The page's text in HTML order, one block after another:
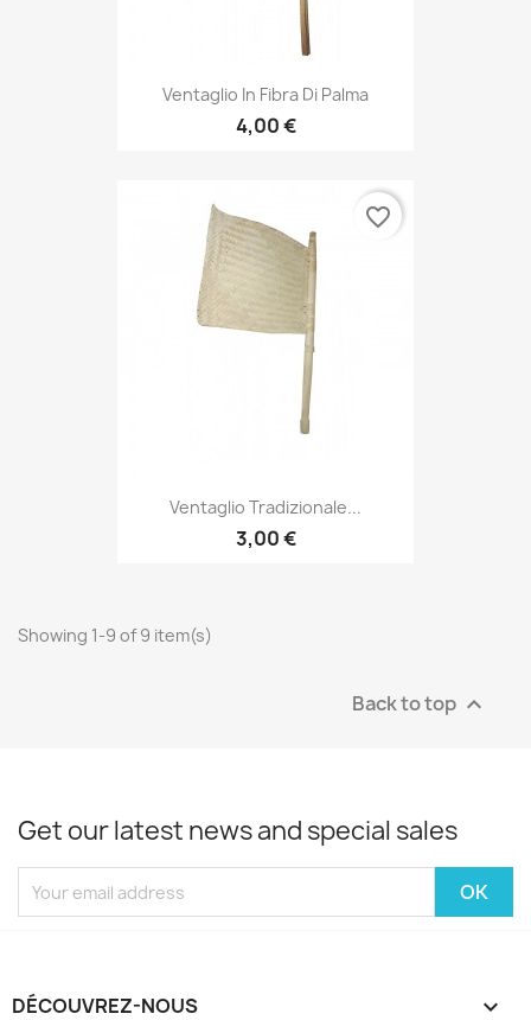
Ventaglio In Fibra Di Palma
4,00 €
Ventaglio Tradizionale...
3,00 €
favorite_border
Showing 1-9 of 9 item(s)
Back to top 
Get our latest news and special sales
DÉCOUVREZ-NOUS 